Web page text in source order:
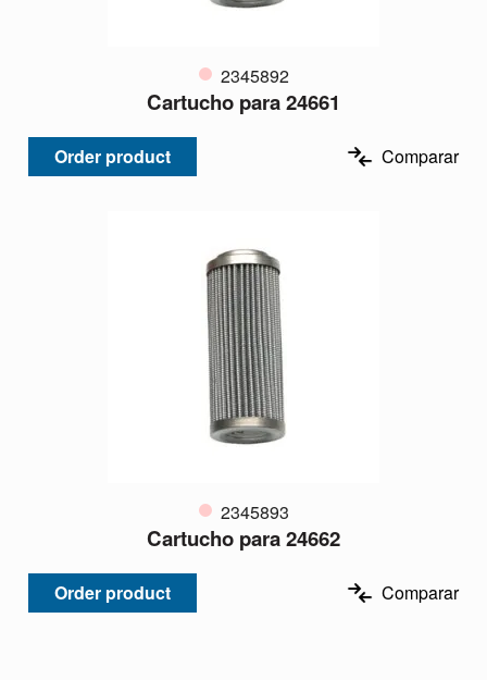
2345892
Cartucho para 24661
Order product Comparar
2345893
Cartucho para 24662
Order product Comparar